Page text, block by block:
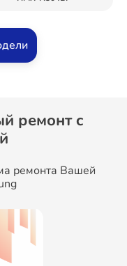
ремонт c
ремонта Вашей